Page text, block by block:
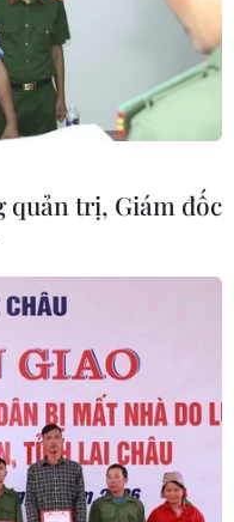
quản trị, Giám đốc